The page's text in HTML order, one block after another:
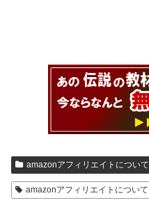
amazonアフィリエイトについて
amazonアフィリエイトについて